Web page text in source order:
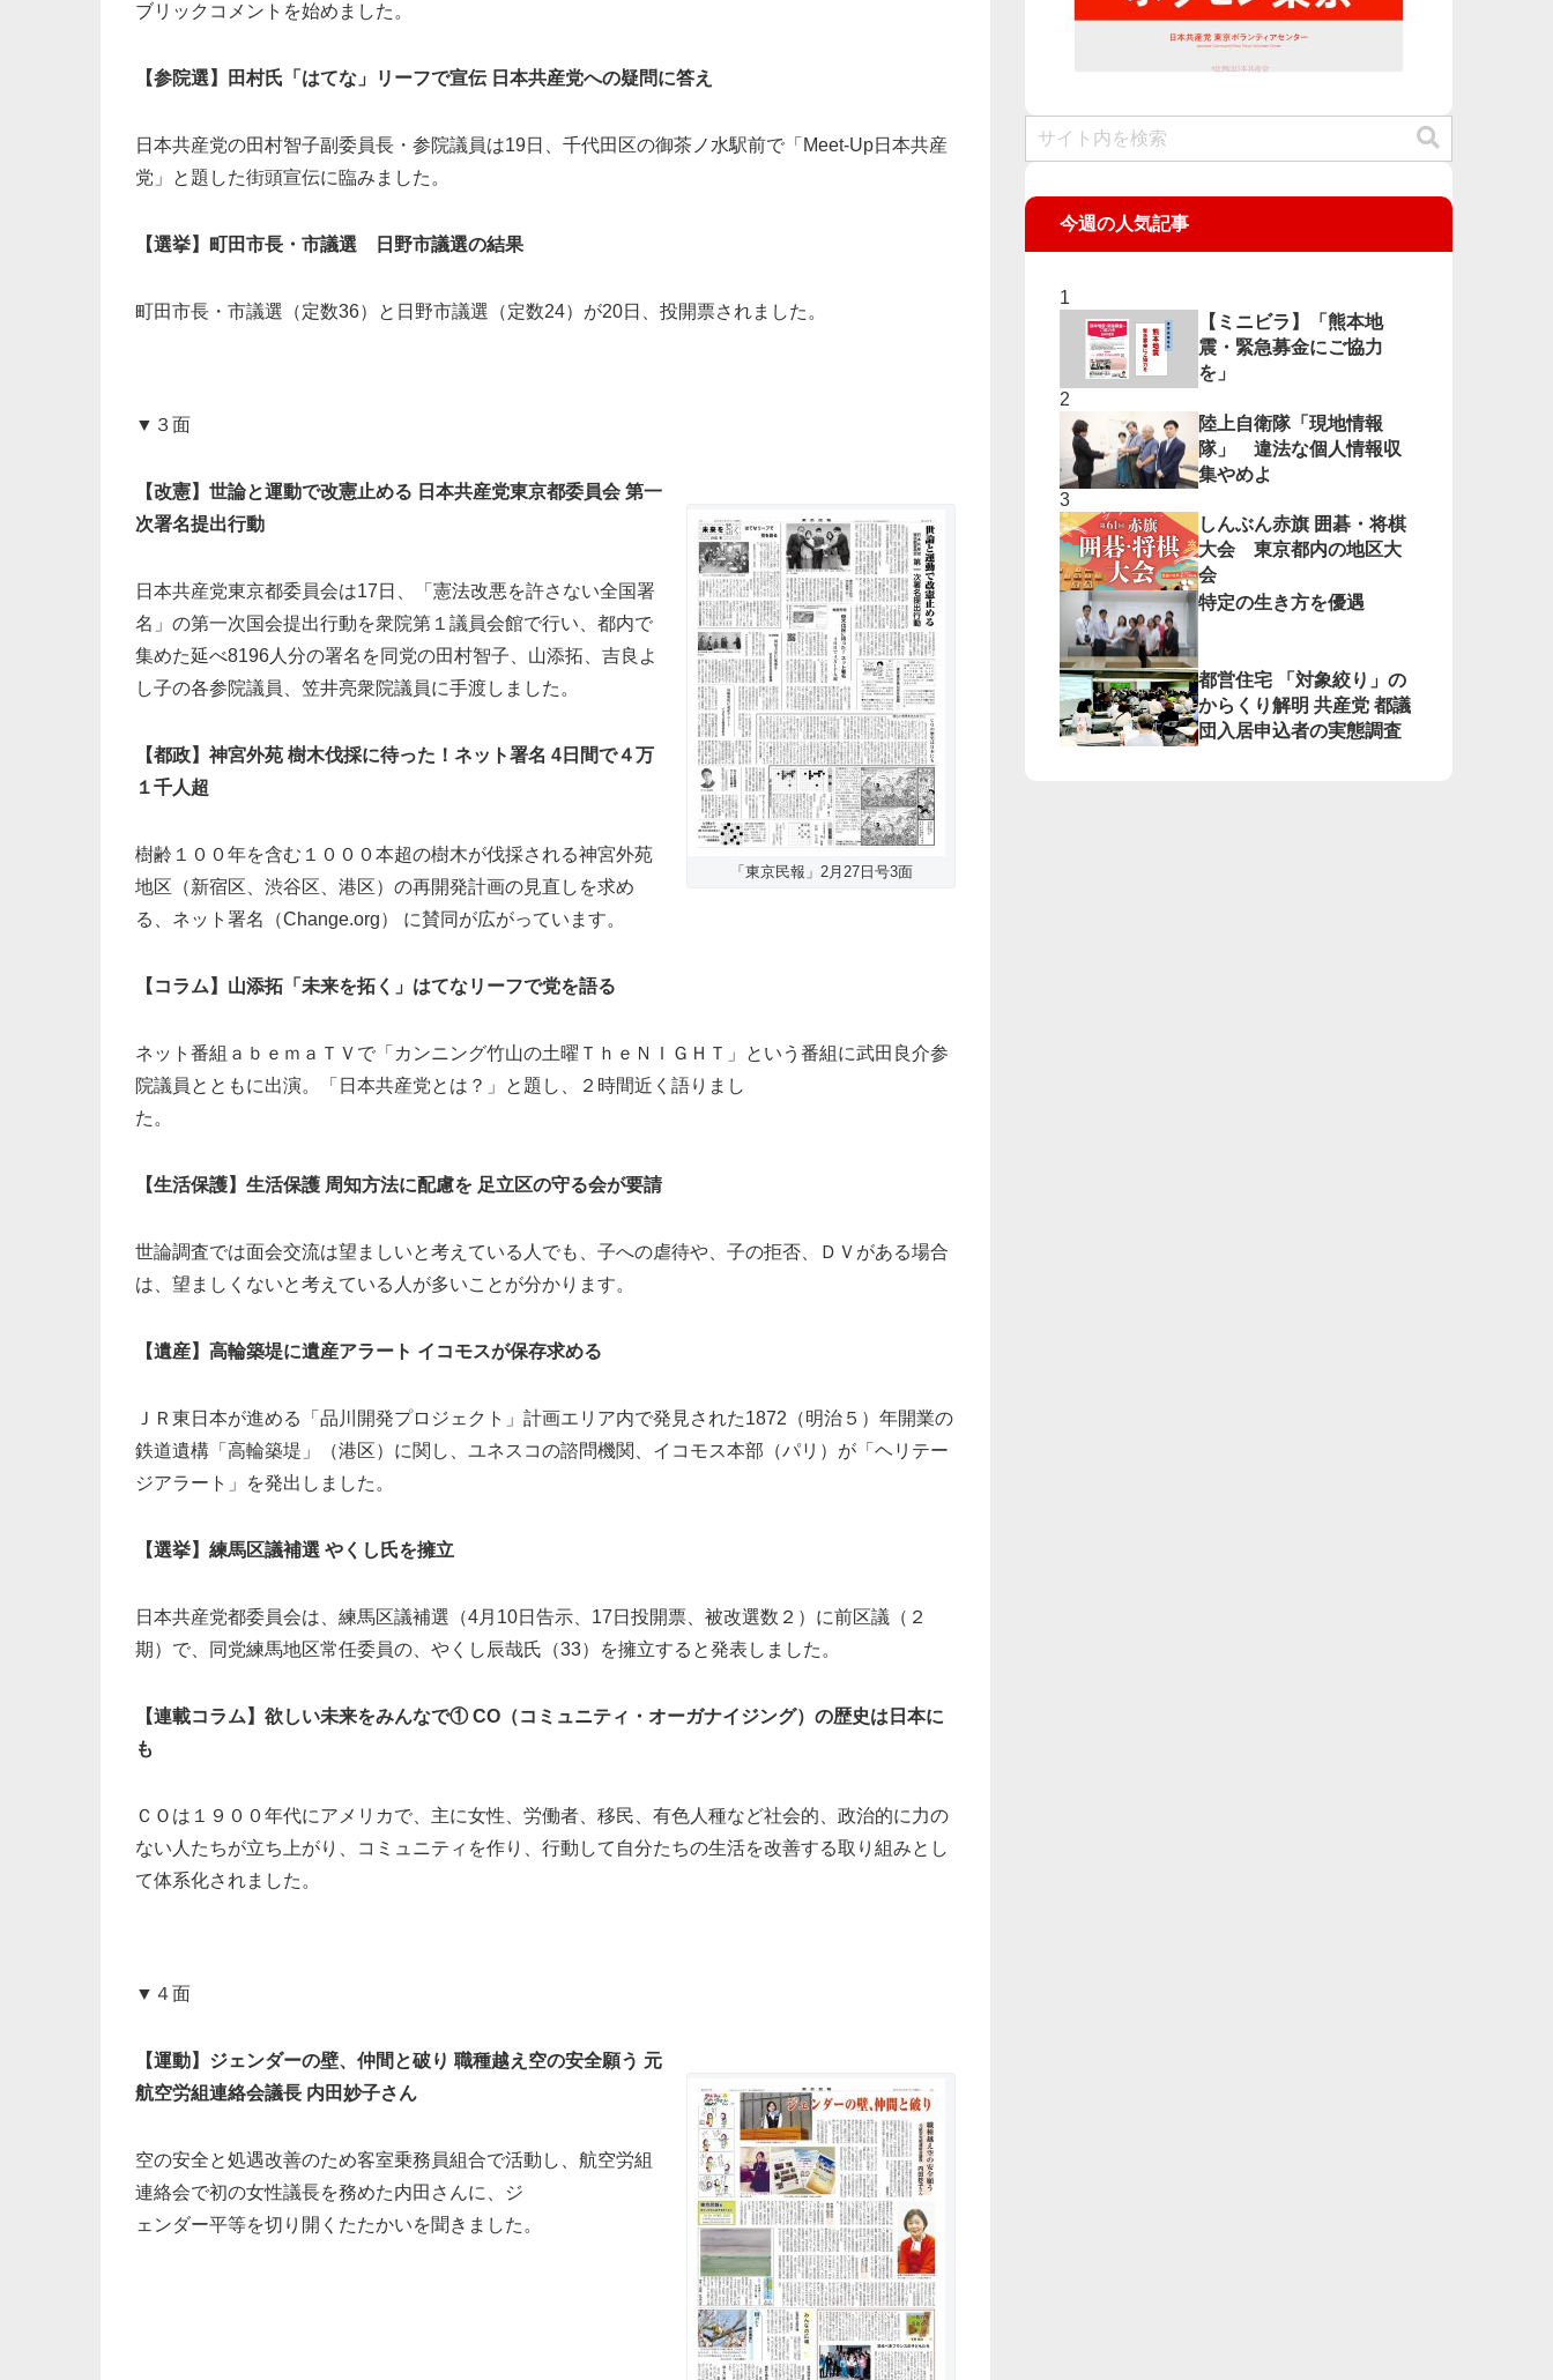
ブリックコメントを始めました。
【参院選】田村氏「はてな」リーフで宣伝 日本共産党への疑問に答え
日本共産党の田村智子副委員長・参院議員は19日、千代田区の御茶ノ水駅前で「Meet‐Up日本共産
党」と題した街頭宣伝に臨みました。
【選挙】町田市長・市議選 日野市議選の結果
町田市長・市議選（定数36）と日野市議選（定数24）が20日、投開票されました。
▼３面
「東京民報」2月27日号3面
【改憲】世論と運動で改憲止める 日本共産党東京都委員会 第一
次署名提出行動
日本共産党東京都委員会は17日、「憲法改悪を許さない全国署
名」の第一次国会提出行動を衆院第１議員会館で行い、都内で
集めた延べ8196人分の署名を同党の田村智子、山添拓、吉良よ
し子の各参院議員、笠井亮衆院議員に手渡しました。
【都政】神宮外苑 樹木伐採に待った！ネット署名 4日間で４万
１千人超
樹齢１００年を含む１０００本超の樹木が伐採される神宮外苑
地区（新宿区、渋谷区、港区）の再開発計画の見直しを求め
る、ネット署名（Change.org） に賛同が広がっています。
【コラム】山添拓「未来を拓く」はてなリーフで党を語る
ネット番組ａｂｅｍａＴＶで「カンニング竹山の土曜ＴｈｅＮＩＧＨＴ」という番組に武田良介参
院議員とともに出演。「日本共産党とは？」と題し、２時間近く語りまし
た。
【生活保護】生活保護 周知方法に配慮を 足立区の守る会が要請
世論調査では面会交流は望ましいと考えている人でも、子への虐待や、子の拒否、ＤＶがある場合
は、望ましくないと考えている人が多いことが分かります。
【遺産】高輪築堤に遺産アラート イコモスが保存求める
ＪＲ東日本が進める「品川開発プロジェクト」計画エリア内で発見された1872（明治５）年開業の
鉄道遺構「高輪築堤」（港区）に関し、ユネスコの諮問機関、イコモス本部（パリ）が「ヘリテー
ジアラート」を発出しました。
【選挙】練馬区議補選 やくし氏を擁立
日本共産党都委員会は、練馬区議補選（4月10日告示、17日投開票、被改選数２）に前区議（２
期）で、同党練馬地区常任委員の、やくし辰哉氏（33）を擁立すると発表しました。
【連載コラム】欲しい未来をみんなで① CO（コミュニティ・オーガナイジング）の歴史は日本に
も
ＣＯは１９００年代にアメリカで、主に女性、労働者、移民、有色人種など社会的、政治的に力の
ない人たちが立ち上がり、コミュニティを作り、行動して自分たちの生活を改善する取り組みとし
て体系化されました。
▼４面
【運動】ジェンダーの壁、仲間と破り 職種越え空の安全願う 元
航空労組連絡会議長 内田妙子さん
空の安全と処遇改善のため客室乗務員組合で活動し、航空労組
連絡会で初の女性議長を務めた内田さんに、ジ
ェンダー平等を切り開くたたかいを聞きました。
今週の人気記事
【ミニビラ】「熊本地
震・緊急募金にご協力
を」
陸上自衛隊「現地情報
隊」 違法な個人情報収
集やめよ
しんぶん赤旗 囲碁・将棋
大会 東京都内の地区大
会
特定の生き方を優遇
都営住宅 「対象絞り」の
からくり解明 共産党 都議
団入居申込者の実態調査